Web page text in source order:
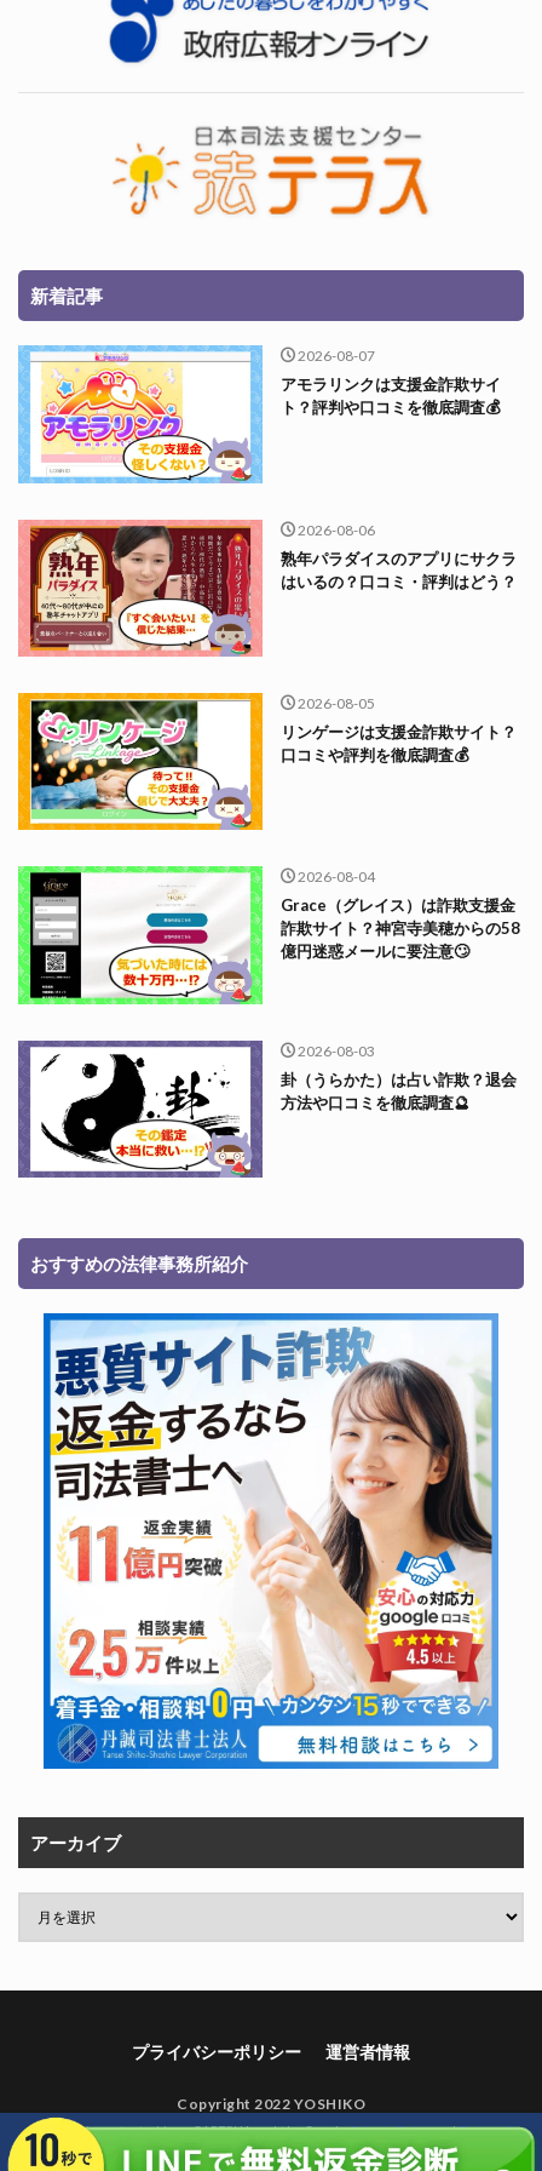
新着記事
2026-08-07
アモラリンクは支援金詐欺サイ
ト？評判や口コミを徹底調査💰
2026-08-06
熟年パラダイスのアプリにサクラ
はいるの？口コミ・評判はどう？
2026-08-05
リンゲージは支援金詐欺サイト？
口コミや評判を徹底調査💰
2026-08-04
Grace（グレイス）は詐欺支援金
詐欺サイト？神宮寺美穂からの58
億円迷惑メールに要注意🙄
2026-08-03
卦（うらかた）は占い詐欺？退会
方法や口コミを徹底調査🔮
おすすめの法律事務所紹介
アーカイブ
プライバシーポリシー 運営者情報
Copyright 2022 YOSHIKO
This site is protected by reCAPTCHA and the GooglePrivacy PolicyandTerms of
Serviceapply.